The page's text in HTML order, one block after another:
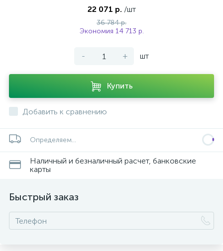
22 071 р. /шт
36 784 р.
Экономия 14 713 р.
- + шт
Купить
Добавить к сравнению
Определяем...
Наличный и безналичный расчет, банковские
карты
Быстрый заказ